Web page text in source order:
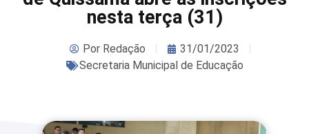
nesta terça (31)
PorRedação
31/01/2023
Secretaria Municipal de Educação